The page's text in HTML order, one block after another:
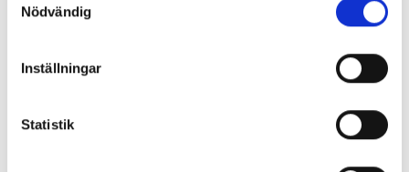
Nödvändig
Inställningar
Statistik